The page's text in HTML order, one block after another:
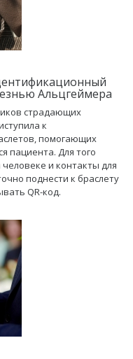
Альцгеймера
страдающих
к
помогающих
пациента. Для того
и контакты для
поднести к браслету
QR-код.